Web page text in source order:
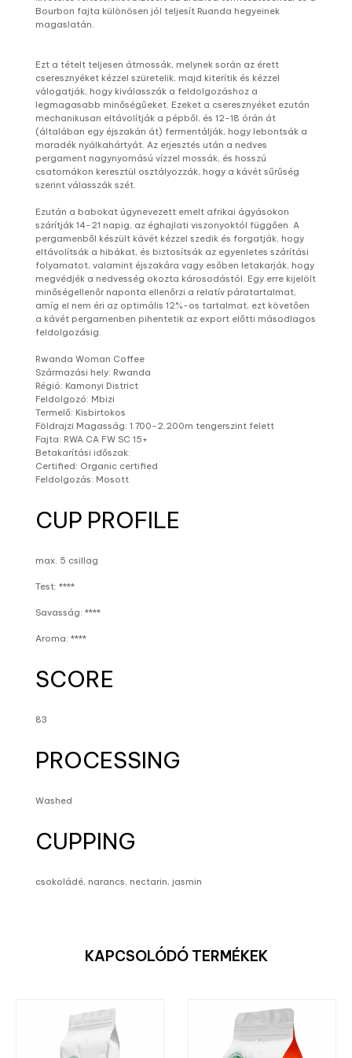
Bourbon fajta különösen jól teljesít Ruanda hegyeinek
magaslatán.
Ezt a tételt teljesen átmossák, melynek során az érett
cseresznyéket kézzel szüretelik, majd kiterítik és kézzel
válogatják, hogy kiválasszák a feldolgozáshoz a
legmagasabb minőségűeket. Ezeket a cseresznyéket ezután
mechanikusan eltávolítják a pépből, és 12-18 órán át
(általában egy éjszakán át) fermentálják, hogy lebontsák a
maradék nyálkahártyát. Az erjesztés után a nedves
pergament nagynyomású vízzel mossák, és hosszú
csatornákon keresztül osztályozzák, hogy a kávét sűrűség
szerint válasszák szét.
Ezután a babokat úgynevezett emelt afrikai ágyásokon
szárítják 14-21 napig, az éghajlati viszonyoktól függően. A
pergamenből készült kávét kézzel szedik és forgatják, hogy
eltávolítsák a hibákat, és biztosítsák az egyenletes szárítási
folyamatot, valamint éjszakára vagy esőben letakarják, hogy
megvédjék a nedvesség okozta károsodástól. Egy erre kijelölt
minőségellenőr naponta ellenőrzi a relatív páratartalmat,
amíg el nem éri az optimális 12%-os tartalmat, ezt követően
a kávét pergamenben pihentetik az export előtti másodlagos
feldolgozásig.
Rwanda Woman Coffee
Származási hely: Rwanda
Régió: Kamonyi District
Feldolgozó: Mbizi
Termelő: Kisbirtokos
Földrajzi Magasság: 1.700-2.200m tengerszint felett
Fajta: RWA CA FW SC 15+
Betakarítási időszak:
Certified: Organic certified
Feldolgozás: Mosott
CUP PROFILE
max. 5 csillag
Test: ****
Savasság: ****
Aroma: ****
SCORE
83
PROCESSING
Washed
CUPPING
csokoládé, narancs, nectarin, jasmin
KAPCSOLÓDÓ TERMÉKEK